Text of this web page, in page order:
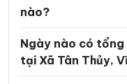
Xã Hưng Mỹ
Xã Hương Mỹ
Xã Long Hiệp
nào?
Ngày nào có tổng
tại Xã Tân Thủy,